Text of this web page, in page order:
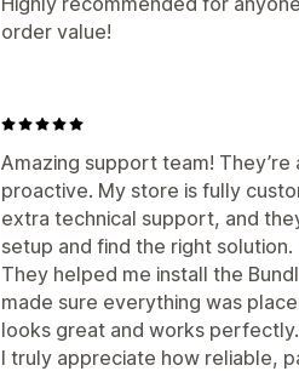
order value!
Amazing support team!
proactive. My store is fully
extra technical support, and
setup and find the right solution.
They helped me install the
made sure everything was
looks great and works perfectly.
I truly appreciate how reliable,